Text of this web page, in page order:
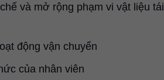
và mở rộng phạm vi vật liệu tái
động vận chuyển
của nhân viên